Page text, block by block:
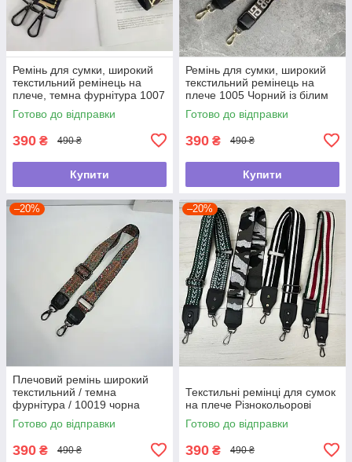
Ремінь для сумки, широкий
текстильний ремінець на
плече, темна фурнітура 1007
Чорний
Готово до відправки
390 ₴ 490 ₴
Купити
Ремінь для сумки, широкий
текстильний ремінець на
плече 1005 Чорний із білим
візерунком
Готово до відправки
390 ₴ 490 ₴
Купити
–20%
Плечовий ремінь широкий
текстильний / темна
фурнітура / 10019 чорна
лямка Різнокольорий
Готово до відправки
390 ₴ 490 ₴
–20%
Текстильні ремінці для сумок
на плече Різнокольорові
Готово до відправки
390 ₴ 490 ₴